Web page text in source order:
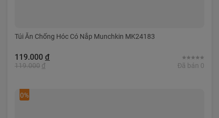
Túi Ăn Chống Hóc Có Nắp Munchkin MK24183
119.000 đ
119.000 đ Đã bán 0
0%